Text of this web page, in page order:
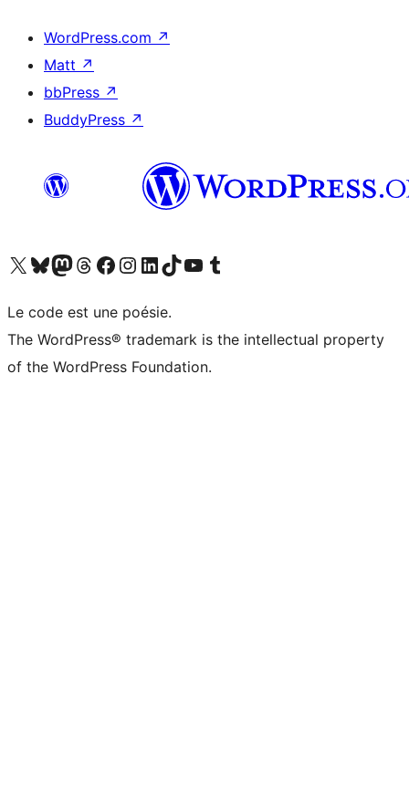
WordPress.com ↗
Matt ↗
bbPress ↗
BuddyPress ↗
Visitez notre compte X (précédemment Twitter)
Visiter notre compte Bluesky
Visiter notre compte Mastodon
Visiter notre compte Threads
Consulter notre compte Facebook
Consulter notre compte Instagram
Consulter notre compte LinkedIn
Visiter notre compte TokTok
Visiter notre chaîne YouTube
Visiter notre compte Tumblr
Le code est une poésie.
The WordPress® trademark is the intellectual property
of the WordPress Foundation.